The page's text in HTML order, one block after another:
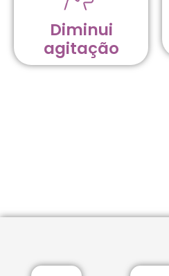
Diminui
agitação